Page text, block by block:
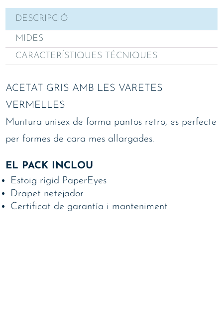
DESCRIPCIÓ
MIDES
CARACTERÍSTIQUES TÉCNIQUES
ACETAT GRIS AMB LES VARETES
VERMELLES
Muntura unisex de forma pantos retro, es perfecte
per formes de cara mes allargades.
EL PACK INCLOU
Estoig rígid PaperEyes
Drapet netejador
Certificat de garantía i manteniment